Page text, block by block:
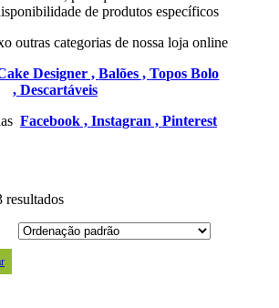
de produtos específicos
outras categorias de nossa loja online
Designer ,Balões ,Topos Bolo
, Descartáveis
Facebook , Instagran , Pinterest
resultados